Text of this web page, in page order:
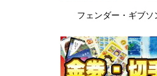
フェンダー・ギブソ